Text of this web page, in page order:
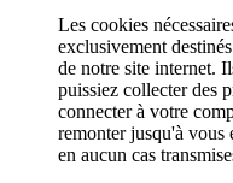
Les cookies
exclusivement
de notre site internet.
puissiez collecter des
connecter à votre
remonter jusqu'à vous
en aucun cas